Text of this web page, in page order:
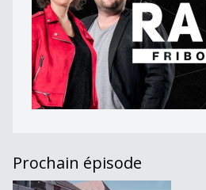
Prochain épisode